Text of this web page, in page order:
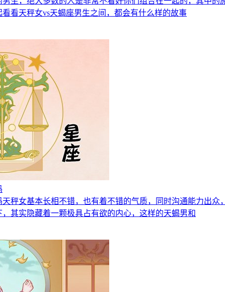
看天秤女vs天蝎座男生之间，都会有什么样的故事
秤女基本长相不错，也有着不错的气质，同时沟通能力出
其实隐藏着一颗极具占有欲的内心，这样的天蝎男和